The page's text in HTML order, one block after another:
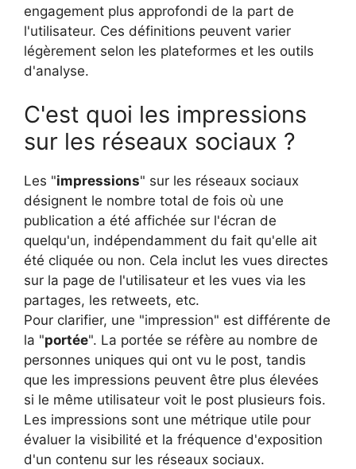
engagement plus approfondi de la part de
l'utilisateur. Ces définitions peuvent varier
légèrement selon les plateformes et les outils
d'analyse.
C'est quoi les impressions
sur les réseaux sociaux ?
Les "impressions" sur les réseaux sociaux
désignent le nombre total de fois où une
publication a été affichée sur l'écran de
quelqu'un, indépendamment du fait qu'elle ait
été cliquée ou non. Cela inclut les vues directes
sur la page de l'utilisateur et les vues via les
partages, les retweets, etc.
Pour clarifier, une "impression" est différente de
la "portée". La portée se réfère au nombre de
personnes uniques qui ont vu le post, tandis
que les impressions peuvent être plus élevées
si le même utilisateur voit le post plusieurs fois.
Les impressions sont une métrique utile pour
évaluer la visibilité et la fréquence d'exposition
d'un contenu sur les réseaux sociaux.